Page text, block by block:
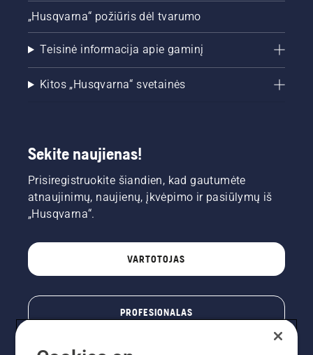
„Husqvarna“ požiūris dėl tvarumo
Teisinė informacija apie gaminį
Kitos „Husqvarna“ svetainės
Sekite naujienas!
Prisiregistruokite šiandien, kad gautumėte
atnaujinimų, naujienų, įkvėpimo ir pasiūlymų iš
„Husqvarna“.
VARTOTOJAS
PROFESIONALAS